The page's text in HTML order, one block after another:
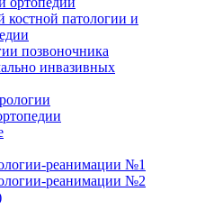
костной патологии и
позвоночника
инвазивных
реанимации №1
реанимации №2